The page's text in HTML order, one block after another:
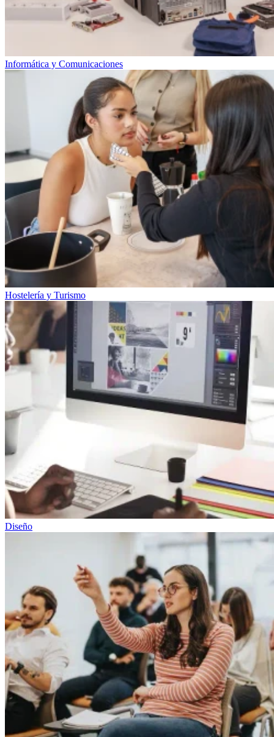
Informática y Comunicaciones
Hostelería y Turismo
Diseño